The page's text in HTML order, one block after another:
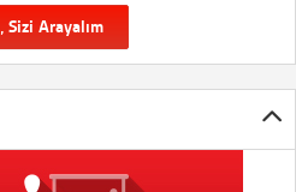
Sizi Arayalım